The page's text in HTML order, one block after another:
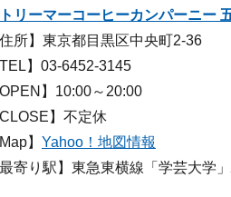
リーマーコーヒーカンパーニー
住所】東京都目黒区中央町2-36
TEL】03-6452-3145
OPEN】10:00～20:00
CLOSE】不定休
Map】 Yahoo！地図情報
最寄り駅】東急東横線「学芸大学